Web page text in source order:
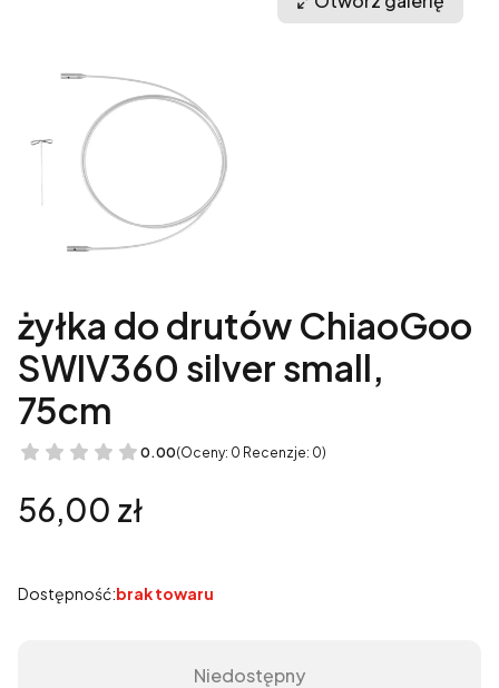
żyłka do drutów ChiaoGoo
SWIV360 silver small,
75cm
0.00(Oceny: 0 Recenzje: 0)
Cena
56,00 zł
Dostępność:brak towaru
Niedostępny